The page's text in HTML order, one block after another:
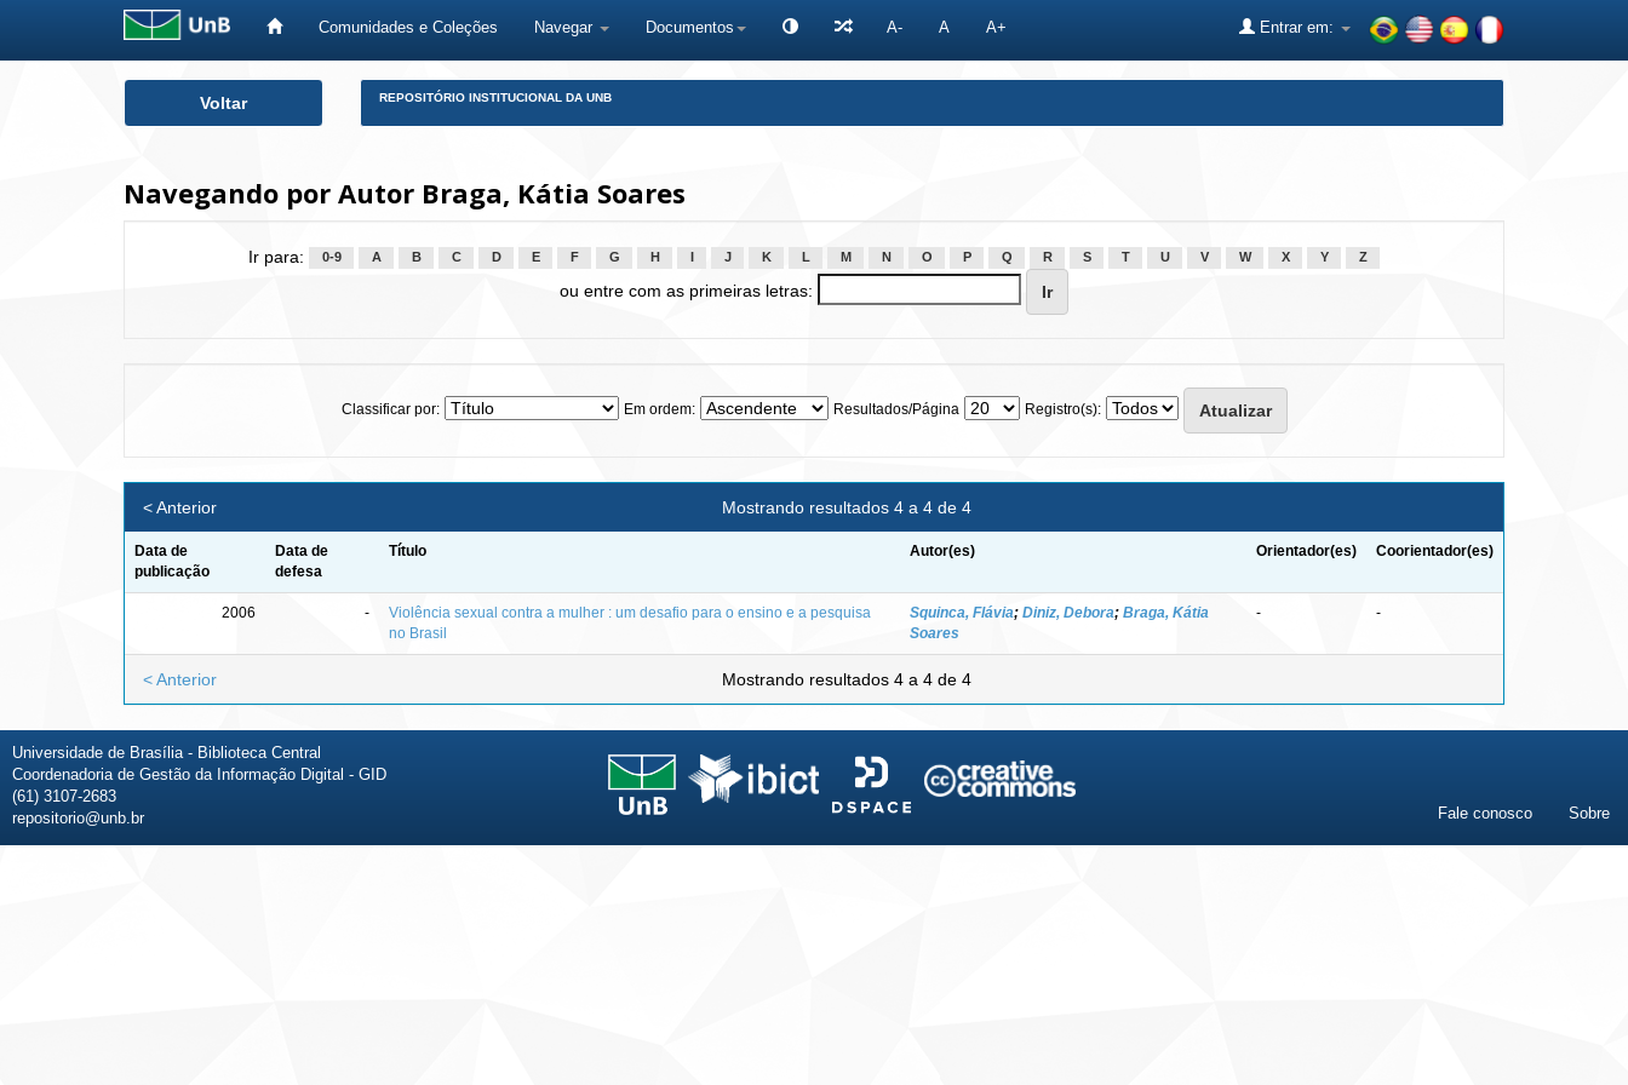
Comunidades e Coleções Navegar Documentos A- A A+ Entrar em:
Voltar REPOSITÓRIO INSTITUCIONAL DA UNB
Navegando por Autor Braga, Kátia Soares
Ir para: 0-9 A B C D E F G H J K L M N O P Q R S T U V W X Y Z
ou entre com as primeiras letras:
Classificar por: Em ordem: Resultados/Página Registro(s):
Mostrando resultados 4 a 4 de 4
< Anterior
Data de
publicação
Data de
defesa
Título Autor(es) Orientador(es) Coorientador(es)
2006 -
Violência sexual contra a mulher : um desafio para o ensino e a pesquisa
no Brasil
Squinca, Flávia; Diniz, Debora; Braga, Kátia
Soares
- -
Mostrando resultados 4 a 4 de 4
< Anterior
Universidade de Brasília - Biblioteca Central
Coordenadoria de Gestão da Informação Digital - GID
(61) 3107-2683
repositorio@unb.br
Fale conosco Sobre